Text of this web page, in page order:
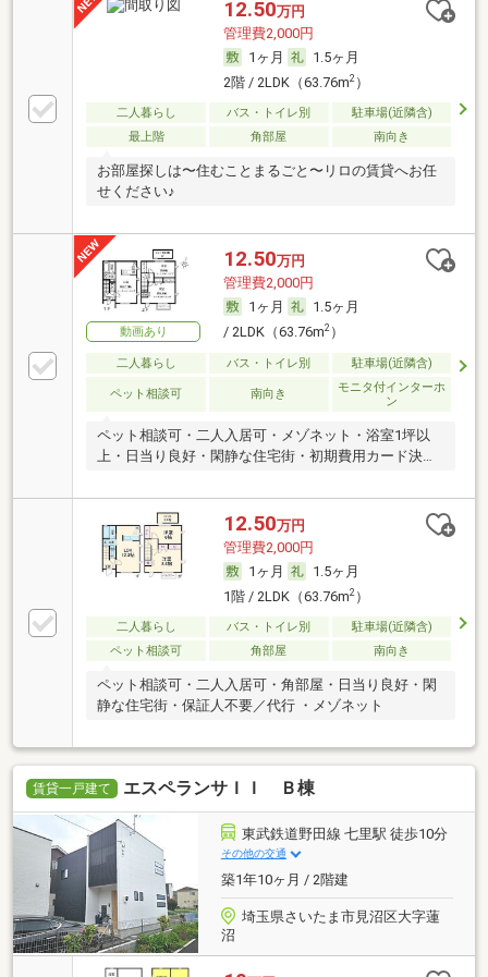
12.50万円
管理費2,000円
1ヶ月
1.5ヶ月
2階 / 2LDK（63.76m2）
二人暮らし バス・トイレ別
駐車場(近隣含)
最上階
角部屋 南向き
お部屋探しは〜住むことまるごと〜リロの賃貸へお任
せください♪
動画あり
12.50万円
管理費2,000円
1ヶ月
1.5ヶ月
/ 2LDK（63.76m2）
二人暮らし バス・トイレ別 駐車場(近隣含)
ペット相談可 南向き
モニタ付インターホ
ン
ペット相談可・二人入居可・メゾネット・浴室1坪以
上・日当り良好・閑静な住宅街・初期費用カード決済
12.50万円
管理費2,000円
1ヶ月
1.5ヶ月
1階 / 2LDK（63.76m2）
二人暮らし バス・トイレ別
駐車場(近隣含)
ペット相談可
角部屋 南向き
ペット相談可・二人入居可・角部屋・日当り良好・閑
静な住宅街・保証人不要／代行 ・メゾネット
賃貸一戸建て エスペランサＩＩ Ｂ棟
東武鉄道野田線 七里駅 徒歩10分
その他の交通
築1年10ヶ月 / 2階建
埼玉県さいたま市見沼区大字蓮
沼